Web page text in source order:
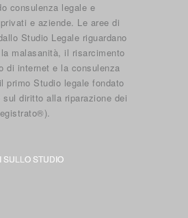
consulenza legale e
e aziende. Le aree di
Studio Legale riguardano
malasanità, il risarcimento
di internet e la consulenza
primo Studio legale fondato
sul diritto alla riparazione dei
SULLO STUDIO